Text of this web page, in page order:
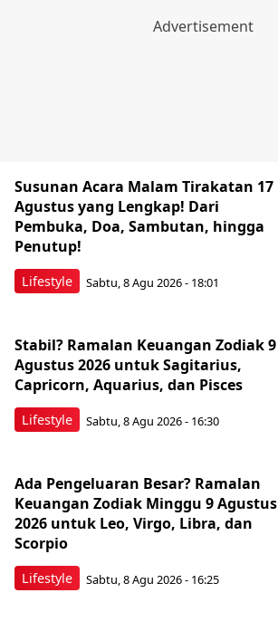
Lifestyle
Susunan Acara Malam Tirakatan 17
Agustus yang Lengkap! Dari
Pembuka, Doa, Sambutan, hingga
Penutup!
Sabtu, 8 Agu 2026 - 18:01
Lifestyle
Stabil? Ramalan Keuangan Zodiak 9
Agustus 2026 untuk Sagitarius,
Capricorn, Aquarius, dan Pisces
Sabtu, 8 Agu 2026 - 16:30
Lifestyle
Ada Pengeluaran Besar? Ramalan
Keuangan Zodiak Minggu 9 Agustus
2026 untuk Leo, Virgo, Libra, dan
Scorpio
Sabtu, 8 Agu 2026 - 16:25